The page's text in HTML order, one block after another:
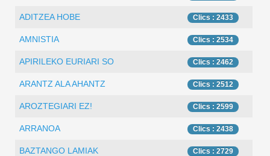
ADITZEA HOBE Clics : 2433
AMNISTIA Clics : 2534
APIRILEKO EURIARI SO Clics : 2462
ARANTZ ALA AHANTZ Clics : 2512
AROZTEGIARI EZ! Clics : 2599
ARRANOA Clics : 2438
BAZTANGO LAMIAK Clics : 2729